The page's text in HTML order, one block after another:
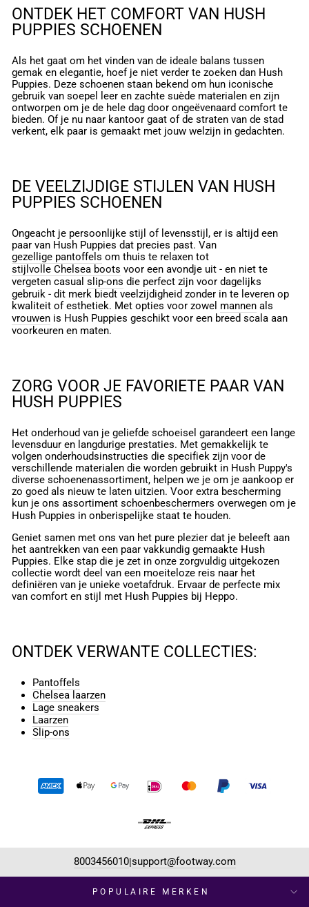
ONTDEK HET COMFORT VAN HUSH
PUPPIES SCHOENEN
Als het gaat om het vinden van de ideale balans tussen
gemak en elegantie, hoef je niet verder te zoeken dan Hush
Puppies. Deze schoenen staan bekend om hun iconische
gebruik van soepel leer en zachte suède materialen en zijn
ontworpen om je de hele dag door ongeëvenaard comfort te
bieden. Of je nu naar kantoor gaat of de straten van de stad
verkent, elk paar is gemaakt met jouw welzijn in gedachten.
DE VEELZIJDIGE STIJLEN VAN HUSH
PUPPIES SCHOENEN
Ongeacht je persoonlijke stijl of levensstijl, er is altijd een
paar van Hush Puppies dat precies past. Van
gezellige pantoffels om thuis te relaxen tot
stijlvolle Chelsea boots voor een avondje uit - en niet te
vergeten casual slip-ons die perfect zijn voor dagelijks
gebruik - dit merk biedt veelzijdigheid zonder in te leveren op
kwaliteit of esthetiek. Met opties voor zowel mannen als
vrouwen is Hush Puppies geschikt voor een breed scala aan
voorkeuren en maten.
ZORG VOOR JE FAVORIETE PAAR VAN
HUSH PUPPIES
Het onderhoud van je geliefde schoeisel garandeert een lange
levensduur en langdurige prestaties. Met gemakkelijk te
volgen onderhoudsinstructies die specifiek zijn voor de
verschillende materialen die worden gebruikt in Hush Puppy's
diverse schoenenassortiment, helpen we je om je aankoop er
zo goed als nieuw te laten uitzien. Voor extra bescherming
kun je ons assortiment schoenbeschermers overwegen om je
Hush Puppies in onberispelijke staat te houden.
Geniet samen met ons van het pure plezier dat je beleeft aan
het aantrekken van een paar vakkundig gemaakte Hush
Puppies. Elke stap die je zet in onze zorgvuldig uitgekozen
collectie wordt deel van een moeiteloze reis naar het
definiëren van je unieke voetafdruk. Ervaar de perfecte mix
van comfort en stijl met Hush Puppies bij Heppo.
ONTDEK VERWANTE COLLECTIES:
Pantoffels
Chelsea laarzen
Lage sneakers
Laarzen
Slip-ons
8003456010|support@footway.com
POPULAIRE MERKEN